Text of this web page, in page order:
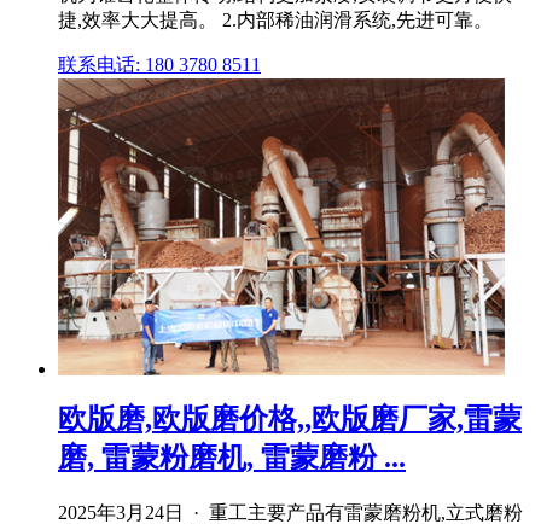
捷,效率大大提高。 2.内部稀油润滑系统,先进可靠。
联系电话: 180 3780 8511
欧版磨,欧版磨价格,,欧版磨厂家,雷蒙
磨, 雷蒙粉磨机, 雷蒙磨粉 ...
2025年3月24日 · 重工主要产品有雷蒙磨粉机,立式磨粉